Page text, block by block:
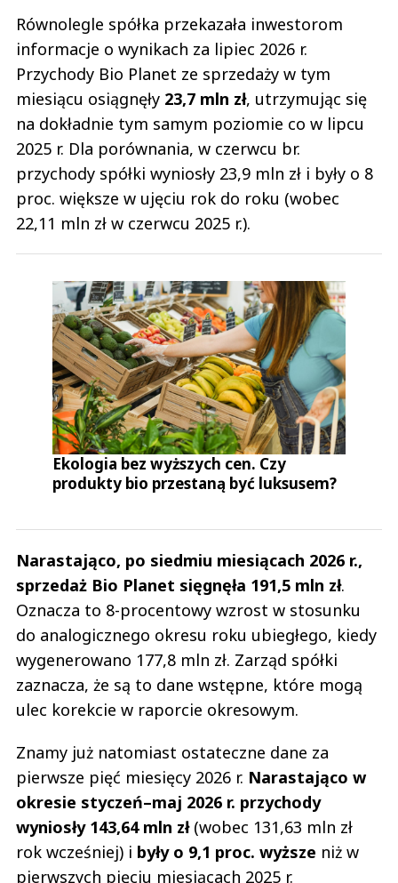
Równolegle spółka przekazała inwestorom
informacje o wynikach za lipiec 2026 r.
Przychody Bio Planet ze sprzedaży w tym
miesiącu osiągnęły 23,7 mln zł, utrzymując się
na dokładnie tym samym poziomie co w lipcu
2025 r. Dla porównania, w czerwcu br.
przychody spółki wyniosły 23,9 mln zł i były o 8
proc. większe w ujęciu rok do roku (wobec
22,11 mln zł w czerwcu 2025 r.).
Ekologia bez wyższych cen. Czy
produkty bio przestaną być luksusem?
Narastająco, po siedmiu miesiącach 2026 r.,
sprzedaż Bio Planet sięgnęła 191,5 mln zł.
Oznacza to 8-procentowy wzrost w stosunku
do analogicznego okresu roku ubiegłego, kiedy
wygenerowano 177,8 mln zł. Zarząd spółki
zaznacza, że są to dane wstępne, które mogą
ulec korekcie w raporcie okresowym.
Znamy już natomiast ostateczne dane za
pierwsze pięć miesięcy 2026 r. Narastająco w
okresie styczeń–maj 2026 r. przychody
wyniosły 143,64 mln zł (wobec 131,63 mln zł
rok wcześniej) i były o 9,1 proc. wyższe niż w
pierwszych pięciu miesiącach 2025 r.